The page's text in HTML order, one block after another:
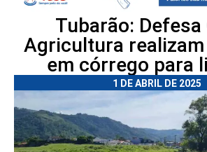
Tubarão: Defesa
Agricultura
em córrego para
1 DE ABRIL DE 2025